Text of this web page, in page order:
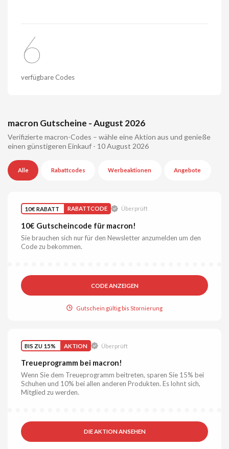
6
verfügbare Codes
macron Gutscheine - August 2026
Verifizierte macron-Codes – wähle eine Aktion aus und genieße
einen günstigeren Einkauf - 10 August 2026
Alle Rabattcodes Werbeaktionen Angebote
10€ RABATT RABATTCODE Überprüft
10€ Gutscheincode für macron!
Sie brauchen sich nur für den Newsletter anzumelden um den
Code zu bekommen.
CODE ANZEIGEN
Gutschein gültig bis Stornierung
BIS ZU 15% AKTION Überprüft
Treueprogramm bei macron!
Wenn Sie dem Treueprogramm beitreten, sparen Sie 15% bei
Schuhen und 10% bei allen anderen Produkten. Es lohnt sich,
Mitglied zu werden.
DIE AKTION ANSEHEN